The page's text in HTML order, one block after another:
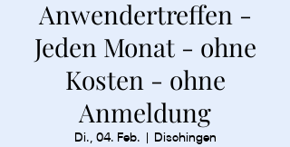
Anwendertreffen -
Jeden Monat - ohne
Kosten - ohne
Anmeldung
Di., 04. Feb.
  |
Dischingen